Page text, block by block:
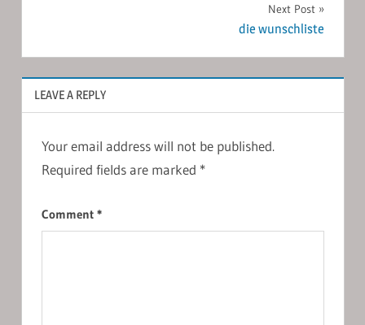
Next Post
die wunschliste
LEAVE A REPLY
Your email address will not be published.
Required fields are marked *
Comment *